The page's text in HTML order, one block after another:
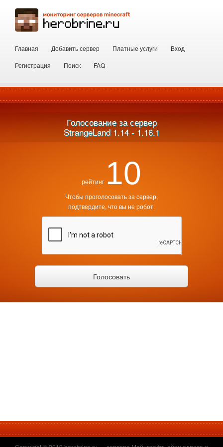
Главная Добавить сервер Платные услуги
Вход
Регистрация
Поиск FAQ
Голосование за сервер
StrangeLand 1.14 - 1.16.1
рейтинг 10
Чтобы проголосовать за сервер,
подтвердите, что вы не робот.